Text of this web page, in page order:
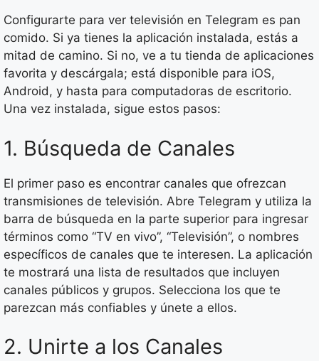
Configurarte para ver televisión en Telegram es pan
comido. Si ya tienes la aplicación instalada, estás a
mitad de camino. Si no, ve a tu tienda de aplicaciones
favorita y descárgala; está disponible para iOS,
Android, y hasta para computadoras de escritorio.
Una vez instalada, sigue estos pasos:
1. Búsqueda de Canales
El primer paso es encontrar canales que ofrezcan
transmisiones de televisión. Abre Telegram y utiliza la
barra de búsqueda en la parte superior para ingresar
términos como “TV en vivo”, “Televisión”, o nombres
específicos de canales que te interesen. La aplicación
te mostrará una lista de resultados que incluyen
canales públicos y grupos. Selecciona los que te
parezcan más confiables y únete a ellos.
2. Unirte a los Canales